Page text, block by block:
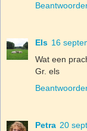
Els 16
Wat een
Gr. els
Petra 20